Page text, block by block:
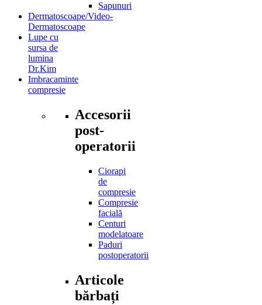
Sapunuri
Dermatoscoape/Video-
Dermatoscoape
Lupe cu
sursa de
lumina
Dr.Kim
Imbracaminte
compresie
Accesorii
post-
operatorii
Ciorapi
de
compresie
Compresie
facială
Centuri
modelatoare
Paduri
postoperatorii
Articole
bărbați